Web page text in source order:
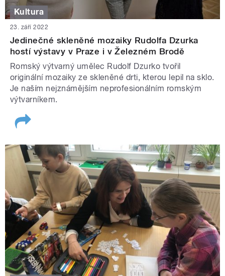
Kultura
23. září 2022
Jedinečné skleněné mozaiky Rudolfa Dzurka
hostí výstavy v Praze i v Železném Brodě
Romský výtvarný umělec Rudolf Dzurko tvořil
originální mozaiky ze skleněné drti, kterou lepil na sklo.
Je naším nejznámějším neprofesionálním romským
výtvarníkem.